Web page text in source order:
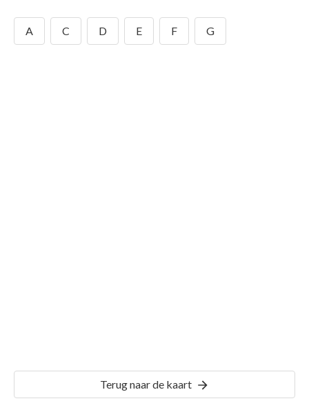
A C D E F G
Terug naar de kaart
LRN01